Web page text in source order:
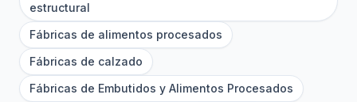
estructural
Fábricas de alimentos procesados
Fábricas de calzado
Fábricas de Embutidos y Alimentos Procesados